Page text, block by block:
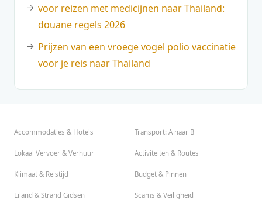
voor reizen met medicijnen naar Thailand:
douane regels 2026
Prijzen van een vroege vogel polio vaccinatie
voor je reis naar Thailand
Accommodaties & Hotels Transport: A naar B
Lokaal Vervoer & Verhuur Activiteiten & Routes
Klimaat & Reistijd Budget & Pinnen
Eiland & Strand Gidsen Scams & Veiligheid